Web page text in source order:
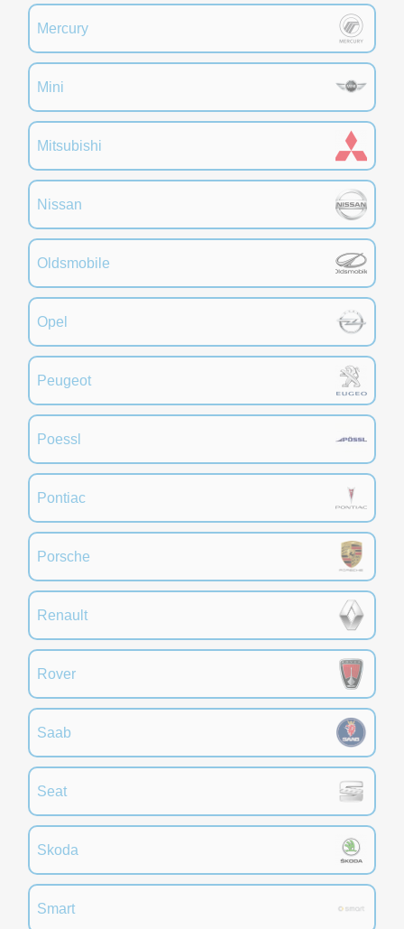
Mercury
Mini
Mitsubishi
Nissan
Oldsmobile
Opel
Peugeot
Poessl
Pontiac
Porsche
Renault
Rover
Saab
Seat
Skoda
Smart